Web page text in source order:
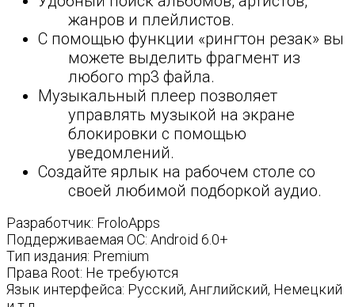
жанров и плейлистов.
С помощью функции «рингтон резак» вы
можете выделить фрагмент из
любого mp3 файла.
Музыкальный плеер позволяет
управлять музыкой на экране
блокировки с помощью
уведомлений.
Создайте ярлык на рабочем столе со
своей любимой подборкой аудио.
Разработчик: FroloApps
Поддерживаемая ОС: Android 6.0+
Тип издания: Premium
Права Root: Не требуются
Язык интерфейса: Русский, Английский, Немецкий